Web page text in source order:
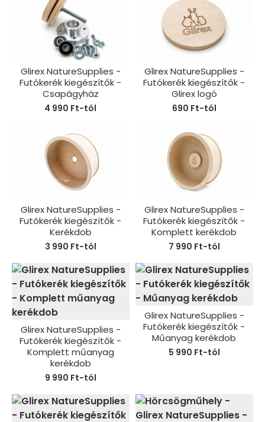
Glirex NatureSupplies -
Futókerék kiegészítők -
Csapágyház
4 990 Ft-tól
Glirex NatureSupplies -
Futókerék kiegészítők -
Glirex logó
690 Ft-tól
Glirex NatureSupplies -
Futókerék kiegészítők -
Kerékdob
3 990 Ft-tól
Glirex NatureSupplies -
Futókerék kiegészítők -
Komplett kerékdob
7 990 Ft-tól
Glirex NatureSupplies -
Futókerék kiegészítők -
Komplett műanyag
kerékdob
9 990 Ft-tól
Glirex NatureSupplies -
Futókerék kiegészítők -
Műanyag kerékdob
5 990 Ft-tól